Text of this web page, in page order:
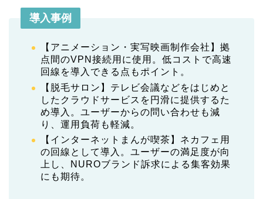
導入事例
【アニメーション・実写映画制作会社】拠
点間のVPN接続用に使用。低コストで高速
回線を導入できる点もポイント。
【脱毛サロン】テレビ会議などをはじめと
したクラウドサービスを円滑に提供するた
め導入。ユーザーからの問い合わせも減
り、運用負荷も軽減。
【インターネットまんが喫茶】ネカフェ用
の回線として導入。ユーザーの満足度が向
上し、NUROブランド訴求による集客効果
にも期待。